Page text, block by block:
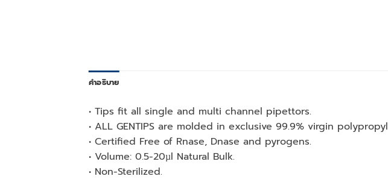
คำอธิบาย
• Tips fit all single and multi channel pipettors.
• ALL GENTIPS are molded in exclusive 99.9% virgin
• Certified Free of Rnase, Dnase and pyrogens.
• Volume: 0.5-20µl Natural Bulk.
• Non-Sterilized.